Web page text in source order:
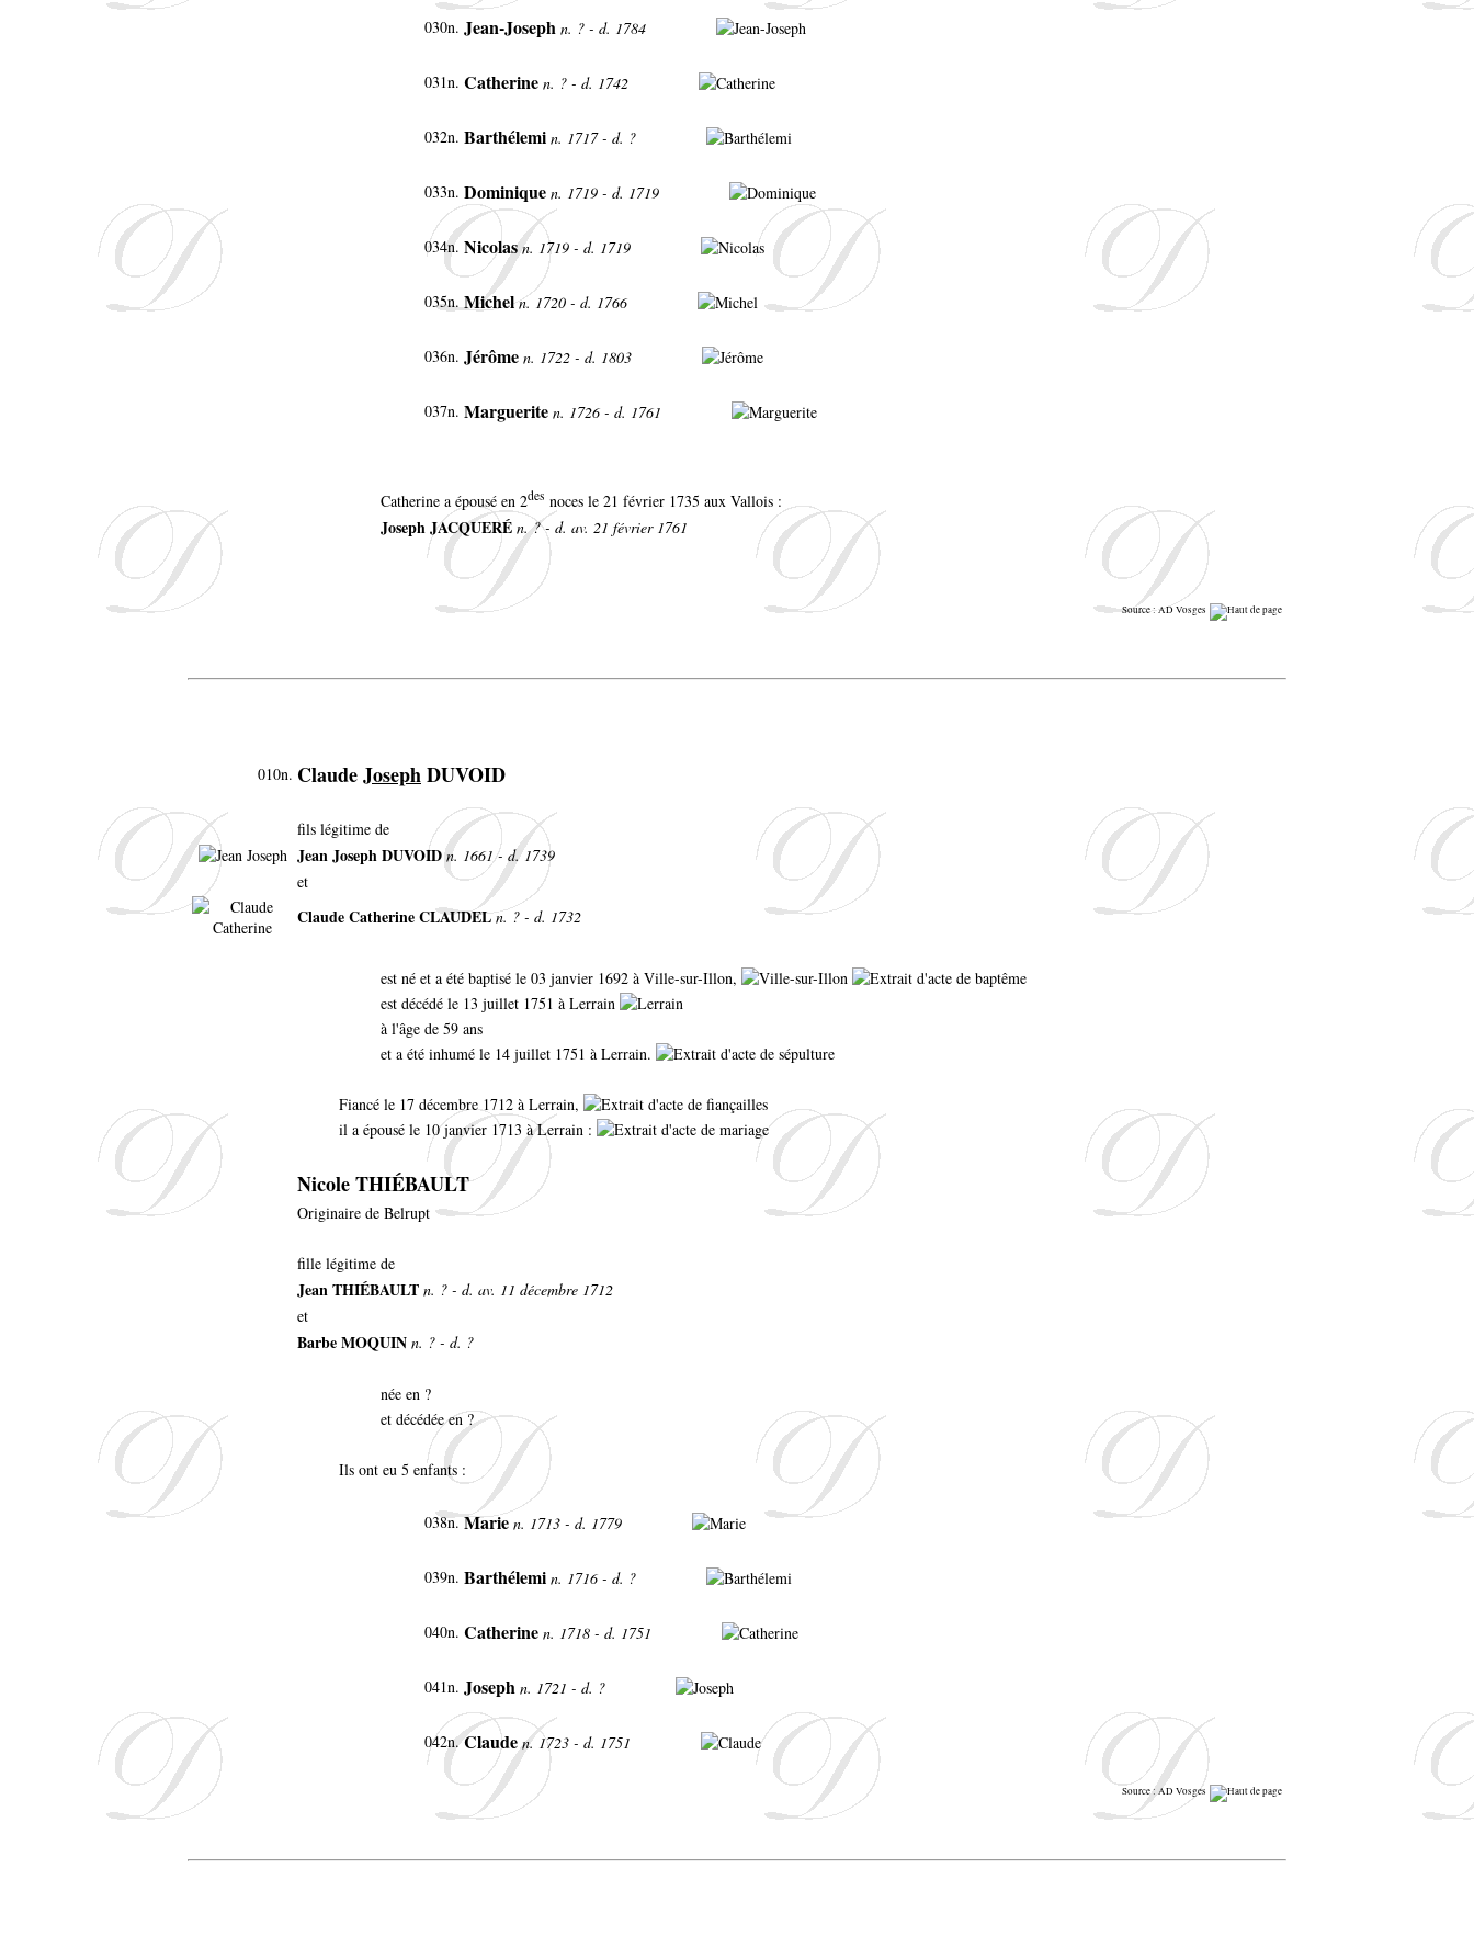
030n. Jean-Joseph n. ? - d. 1784
031n. Catherine n. ? - d. 1742
032n. Barthélemi n. 1717 - d. ?
033n. Dominique n. 1719 - d. 1719
034n. Nicolas n. 1719 - d. 1719
035n. Michel n. 1720 - d. 1766
036n. Jérôme n. 1722 - d. 1803
037n. Marguerite n. 1726 - d. 1761
Catherine a épousé en 2des noces le 21 février 1735 aux Vallois :
Joseph JACQUERÉ n. ? - d. av. 21 février 1761
Source : AD Vosges
010n. ClaudeJosephDUVOID
fils légitime de
Jean Joseph DUVOID n. 1661 - d. 1739
et
Claude Catherine CLAUDEL n. ? - d. 1732
est né et a été baptisé le 03 janvier 1692 à Ville-sur-Illon,
est décédé le 13 juillet 1751 à Lerrain
à l'âge de 59 ans
et a été inhumé le 14 juillet 1751 à Lerrain.
Fiancé le 17 décembre 1712 à Lerrain,
il a épousé le 10 janvier 1713 à Lerrain :
Nicole THIÉBAULT
Originaire de Belrupt
fille légitime de
Jean THIÉBAULT n. ? - d. av. 11 décembre 1712
et
Barbe MOQUIN n. ? - d. ?
née en ?
et décédée en ?
Ils ont eu 5 enfants :
038n. Marie n. 1713 - d. 1779
039n. Barthélemi n. 1716 - d. ?
040n. Catherine n. 1718 - d. 1751
041n. Joseph n. 1721 - d. ?
042n. Claude n. 1723 - d. 1751
Source : AD Vosges